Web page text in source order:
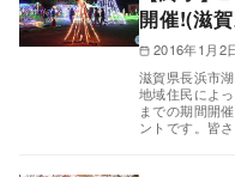
開催!(滋
2016年1月2
滋賀県長浜市
地域住民によ
までの期間開
ントです。皆